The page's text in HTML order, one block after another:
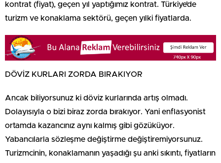
kontrat (fiyat), geçen yıl yaptığımız kontrat. Türkiye’de
turizm ve konaklama sektörü, geçen yılki fiyatlarda.
DÖVİZ KURLARI ZORDA BIRAKIYOR
Ancak biliyorsunuz ki döviz kurlarında artış olmadı.
Dolayısıyla o bizi biraz zorda bırakıyor. Yani enflasyonist
ortam­da kazancınız aynı kalmış gibi gö­züküyor.
Yabancılarla sözleşme değiştirme değiştiremiyorsunuz.
Turizmcinin, konaklamanın yaşadığı şu anki sıkıntı, fiyatların